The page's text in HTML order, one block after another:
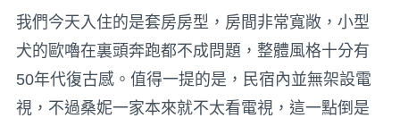
我們今天入住的是套房房型，房間非常寬敞，小型
犬的歐嚕在裏頭奔跑都不成問題，整體風格十分有
50年代復古感。值得一提的是，民宿內並無架設電
視，不過桑妮一家本來就不太看電視，這一點倒是